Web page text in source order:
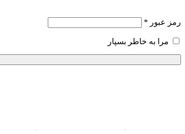
رمز عبور *
مرا به خاطر بسپار